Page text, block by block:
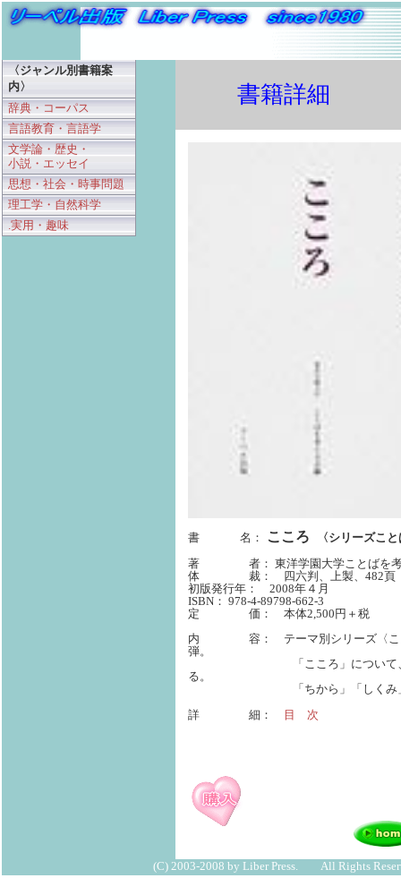
〈ジャンル別書籍案
内〉
辞典・コーパス
言語教育・言語学
文学論・歴史・
小説・エッセイ
思想・社会・時事問題
理工学・自然科学
.実用・趣味
書籍詳細
書 名： こころ
〈シリーズこ
著 者： 東洋学園大学ことばを
体 裁： 四六判、上製、482頁
初版発行年： 2008年４月
ISBN： 978-4-89798-662-3
定 価： 本体2,500円＋税
内 容： テーマ別シリーズ〈ことば
弾。
「こころ」について、２６名
る。
「ちから」「しくみ」「す
詳 細： 目 次
(C) 2003-2008 by Liber Press. All Rights